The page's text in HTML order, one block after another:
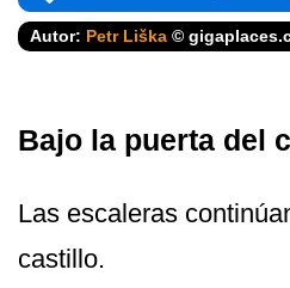
Autor: Petr Liška ©
Bajo la puerta del
Las escaleras
castillo.